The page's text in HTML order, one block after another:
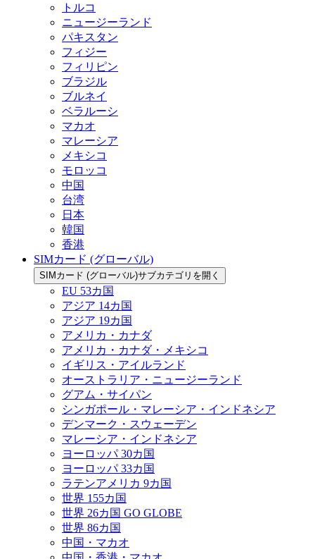
トルコ
ニュージーランド
パキスタン
フィジー
フィリピン
ブラジル
ブルネイ
ベラルーシ
マカオ
マレーシア
メキシコ
モロッコ
中国
台湾
日本
韓国
香港
SIMカード (グローバル)
SIMカード (グローバル)サブカテゴリを開く
EU 53カ国
アジア 14カ国
アジア 19カ国
アメリカ・カナダ
アメリカ・カナダ・メキシコ
イギリス・アイルランド
オーストラリア・ニュージーランド
グアム・サイパン
シンガポール・マレーシア・インドネシア
デンマーク・スウェーデン
マレーシア・インドネシア
ヨーロッパ 30カ国
ヨーロッパ 33カ国
ラテンアメリカ 9カ国
世界 155カ国
世界 26カ国 GO GLOBE
世界 86カ国
中国・マカオ